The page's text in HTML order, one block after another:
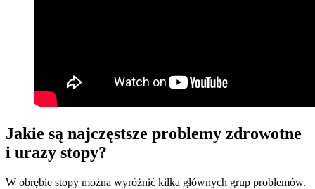
Jakie są najczęstsze problemy zdrowotne
i urazy stopy?
W obrębie stopy można wyróżnić kilka głównych grup problemów.